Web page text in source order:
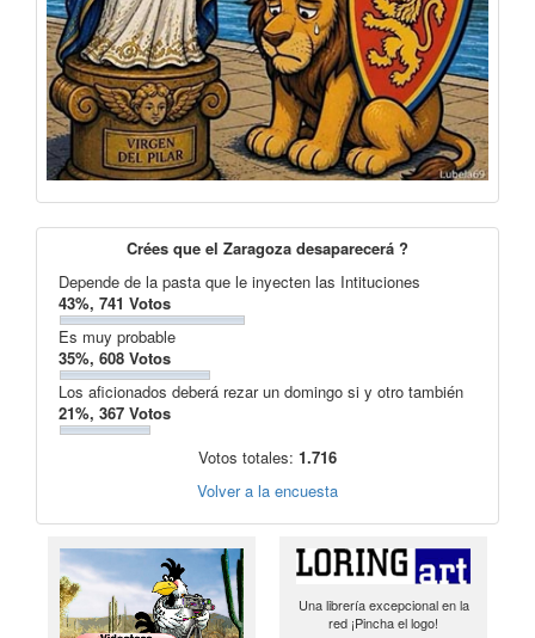
Crées que el Zaragoza desaparecerá ?
Depende de la pasta que le inyecten las Intituciones
43%, 741 Votos
Es muy probable
35%, 608 Votos
Los aficionados deberá rezar un domingo si y otro también
21%, 367 Votos
Votos totales: 1.716
Volver a la encuesta
Una librería excepcional en la
red ¡Pincha el logo!